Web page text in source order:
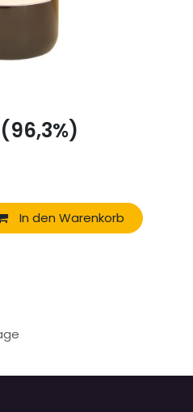
In den Warenkorb